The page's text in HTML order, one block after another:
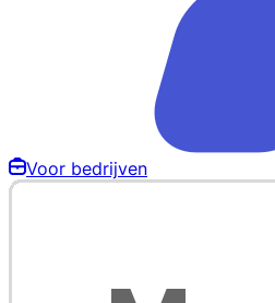
Voor bedrijven